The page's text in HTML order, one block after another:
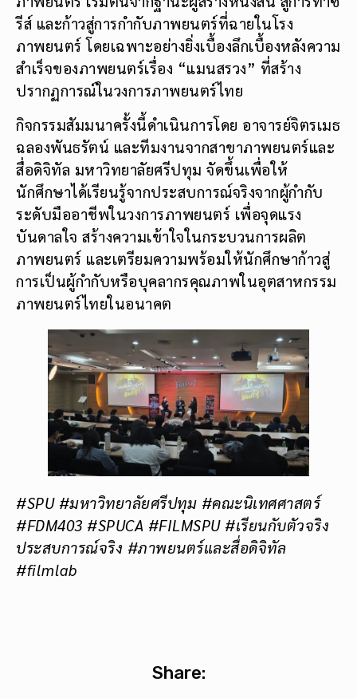
รีส์ และก้าวสู่การกำกับภาพยนตร์ที่ฉายในโรง
ภาพยนตร์ โดยเฉพาะอย่างยิ่งเบื้องลึกเบื้องหลังความ
สำเร็จของภาพยนตร์เรื่อง “แมนสรวง” ที่สร้าง
ปรากฏการณ์ในวงการภาพยนตร์ไทย
กิจกรรมสัมมนาครั้งนี้ดำเนินการโดย อาจารย์จิตรเมธ
ฉลองพันธรัตน์ และทีมงานจากสาขาภาพยนตร์และ
สื่อดิจิทัล มหาวิทยาลัยศรีปทุม จัดขึ้นเพื่อให้
นักศึกษาได้เรียนรู้จากประสบการณ์จริงจากผู้กำกับ
ระดับมืออาชีพในวงการภาพยนตร์ เพื่อจุดแรง
บันดาลใจ สร้างความเข้าใจในกระบวนการผลิต
ภาพยนตร์ และเตรียมความพร้อมให้นักศึกษาก้าวสู่
การเป็นผู้กำกับหรือบุคลากรคุณภาพในอุตสาหกรรม
ภาพยนตร์ไทยในอนาคต
#SPU #มหาวิทยาลัยศรีปทุม #คณะนิเทศศาสตร์
#FDM403 #SPUCA #FILMSPU #เรียนกับตัวจริง
ประสบการณ์จริง #ภาพยนตร์และสื่อดิจิทัล
#filmlab
Share: